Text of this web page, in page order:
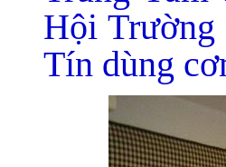
Hội Trường
Tín dùng